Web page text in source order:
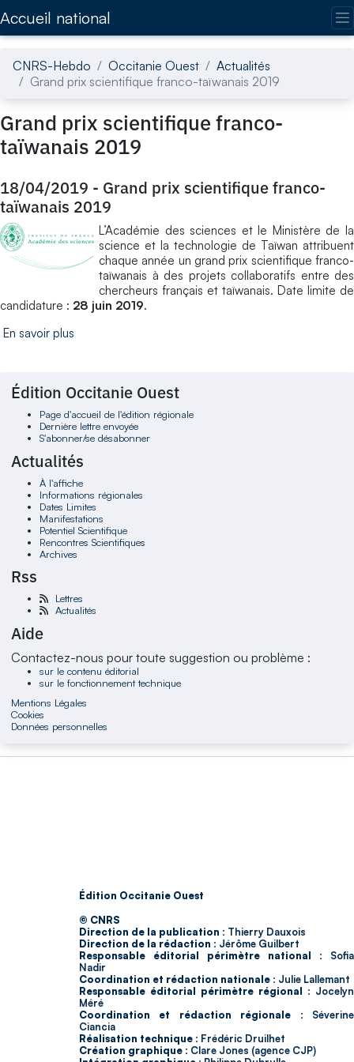
Accueil national
CNRS-Hebdo Occitanie Ouest
Actualités
Grand prix scientifique franco-taïwanais 2019
Grand prix scientifique franco-
taïwanais 2019
18/04/2019 - Grand prix scientifique franco-
taïwanais 2019
L’Académie des sciences et le Ministère de la
science et la technologie de Taïwan attribuent
chaque année un grand prix scientifique franco-
taïwanais à des projets collaboratifs entre des
chercheurs français et taïwanais. Date limite de
candidature : 28 juin 2019.
En savoir plus
Édition Occitanie Ouest
Page d'accueil de l'édition régionale
Dernière lettre envoyée
S'abonner/se désabonner
Actualités
À l'affiche
Informations régionales
Dates Limites
Manifestations
Potentiel Scientifique
Rencontres Scientifiques
Archives
Rss
Lettres
Actualités
Aide
Contactez-nous pour toute suggestion ou problème :
sur le contenu éditorial
sur le fonctionnement technique
Mentions Légales
Cookies
Données personnelles
Édition Occitanie Ouest
© CNRS
Direction de la publication : Thierry Dauxois
Direction de la rédaction : Jérôme Guilbert
Responsable éditorial périmètre national : Sofia
Nadir
Coordination et rédaction nationale : Julie Lallemant
Responsable éditorial périmètre régional : Jocelyn
Méré
Coordination et rédaction régionale : Séverine
Ciancia
Réalisation technique : Frédéric Druilhet
Création graphique : Clare Jones (agence CJP)